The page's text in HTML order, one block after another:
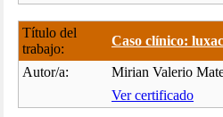
Título del
trabajo:
Caso clínico:
Autor/a:
Mirian Valerio
Ver certificado